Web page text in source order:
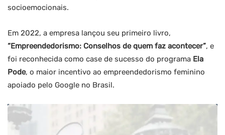
socioemocionais.
Em 2022, a empresa lançou seu primeiro livro,
“Empreendedorismo: Conselhos de quem faz acontecer”, e
foi reconhecida como case de sucesso do programa Ela
Pode, o maior incentivo ao empreendedorismo feminino
apoiado pelo Google no Brasil.